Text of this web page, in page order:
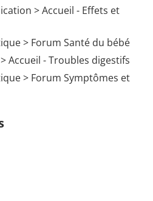
> Accueil - Effets et
> Forum Santé du bébé
> Accueil - Troubles digestifs
> Forum Symptômes et